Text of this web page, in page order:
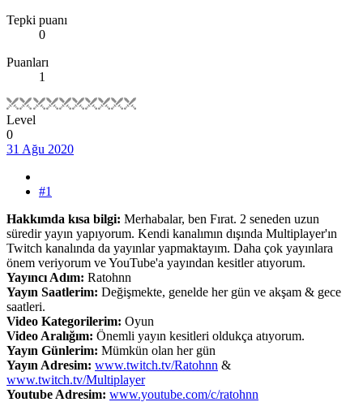
Tepki puanı
0
Puanları
1
Level
0
31 Ağu 2020
#1
Hakkımda kısa bilgi: Merhabalar, ben Fırat. 2 seneden uzun
süredir yayın yapıyorum. Kendi kanalımın dışında Multiplayer'ın
Twitch kanalında da yayınlar yapmaktayım. Daha çok yayınlara
önem veriyorum ve YouTube'a yayından kesitler atıyorum.
Yayıncı Adım: Ratohnn
Yayın Saatlerim: Değişmekte, genelde her gün ve akşam & gece
saatleri.
Video Kategorilerim: Oyun
Video Aralığım: Önemli yayın kesitleri oldukça atıyorum.
Yayın Günlerim: Mümkün olan her gün
Yayın Adresim: www.twitch.tv/Ratohnn &
www.twitch.tv/Multiplayer
Youtube Adresim: www.youtube.com/c/ratohnn